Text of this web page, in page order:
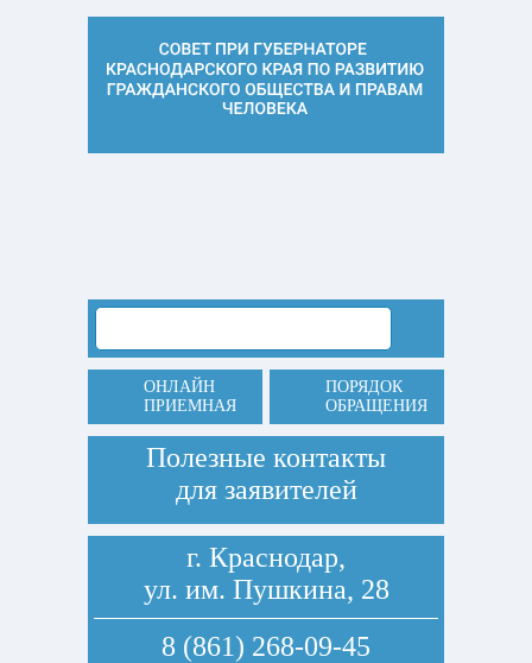
ОНЛАЙН
ПРИЕМНАЯ
ПОРЯДОК
ОБРАЩЕНИЯ
Полезные контакты
для заявителей
г. Краснодар,
ул. им. Пушкина, 28
8 (861) 268-09-45